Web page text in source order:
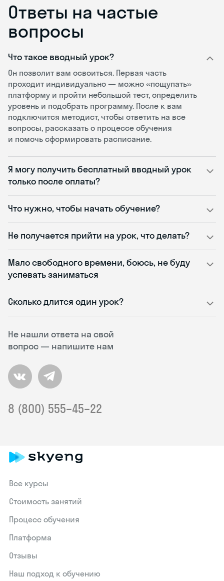
Ответы на частые
вопросы
Не нашли ответа на свой
вопрос — напишите нам
8 (800) 555–45–22
Что такое вводный урок?
Он позволит вам освоиться. Первая часть
проходит индивидуально — можно «пощупать»
платформу и пройти небольшой тест, определить
уровень и подобрать программу. После к вам
подключится методист, чтобы ответить на все
вопросы, рассказать о процессе обучения
и помочь сформировать расписание.
Я могу получить бесплатный вводный урок
только после оплаты?
Что нужно, чтобы начать обучение?
Не получается прийти на урок, что делать?
Мало свободного времени, боюсь, не буду
успевать заниматься
Сколько длится один урок?
Все курсы
Стоимость занятий
Процесс обучения
Платформа
Отзывы
Наш подход к обучению